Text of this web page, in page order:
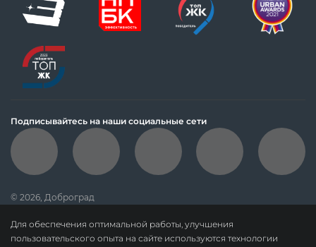
Для обеспечения оптимальной работы, улучшения
пользовательского опыта на сайте используются технологии
Подписывайтесь на наши социальные сети
© 2026, Доброград
данные о результатах СОУТ